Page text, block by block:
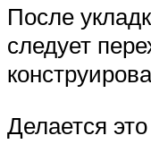
После
следует
Делается